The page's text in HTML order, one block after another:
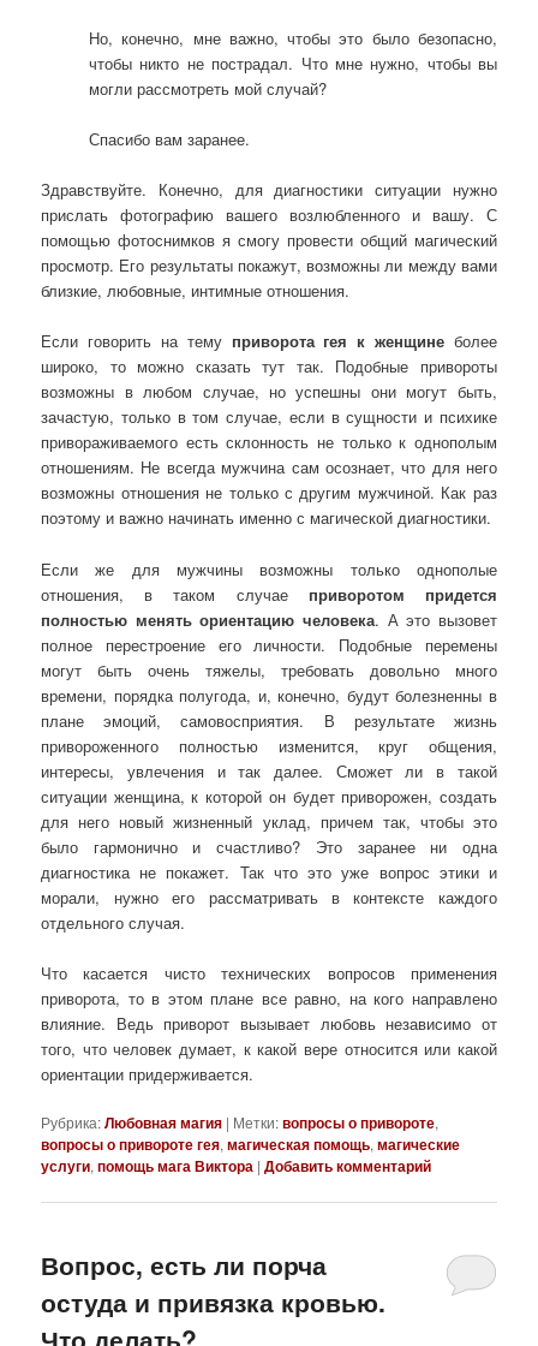
Но, конечно, мне важно, чтобы это было безопасно,
чтобы никто не пострадал. Что мне нужно, чтобы вы
могли рассмотреть мой случай?
Спасибо вам заранее.
Здравствуйте. Конечно, для диагностики ситуации нужно
прислать фотографию вашего возлюбленного и вашу. С
помощью фотоснимков я смогу провести общий магический
просмотр. Его результаты покажут, возможны ли между вами
близкие, любовные, интимные отношения.
Если говорить на тему приворота гея к женщине более
широко, то можно сказать тут так. Подобные привороты
возможны в любом случае, но успешны они могут быть,
зачастую, только в том случае, если в сущности и психике
привораживаемого есть склонность не только к однополым
отношениям. Не всегда мужчина сам осознает, что для него
возможны отношения не только с другим мужчиной. Как раз
поэтому и важно начинать именно с магической диагностики.
Если же для мужчины возможны только однополые
отношения, в таком случае приворотом придется
полностью менять ориентацию человека. А это вызовет
полное перестроение его личности. Подобные перемены
могут быть очень тяжелы, требовать довольно много
времени, порядка полугода, и, конечно, будут болезненны в
плане эмоций, самовосприятия. В результате жизнь
привороженного полностью изменится, круг общения,
интересы, увлечения и так далее. Сможет ли в такой
ситуации женщина, к которой он будет приворожен, создать
для него новый жизненный уклад, причем так, чтобы это
было гармонично и счастливо? Это заранее ни одна
диагностика не покажет. Так что это уже вопрос этики и
морали, нужно его рассматривать в контексте каждого
отдельного случая.
Что касается чисто технических вопросов применения
приворота, то в этом плане все равно, на кого направлено
влияние. Ведь приворот вызывает любовь независимо от
того, что человек думает, к какой вере относится или какой
ориентации придерживается.
Рубрика:Любовная магия | Метки:вопросы о привороте,
вопросы о привороте гея,магическая помощь,магические
услуги,помощь мага Виктора |Добавить комментарий
Вопрос, есть ли порча
остуда и привязка кровью.